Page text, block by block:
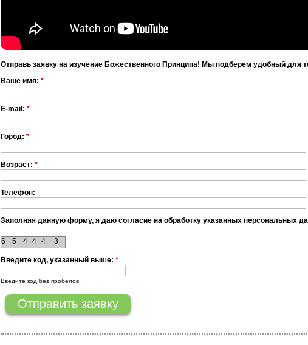
Отправь заявку на изучение Божественного Принципа! Мы подберем удобный для
Ваше имя: *
E-mail: *
Город: *
Возраст: *
Телефон:
Заполняя данную форму, я даю согласие на обработку указанных персональных
4
5
6 4 4 3
Введите код, указанный выше: *
Введите код без пробелов.